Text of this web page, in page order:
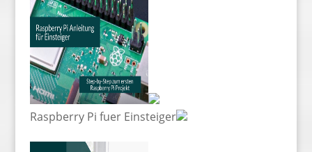
Raspberry Pi fuer Einsteiger